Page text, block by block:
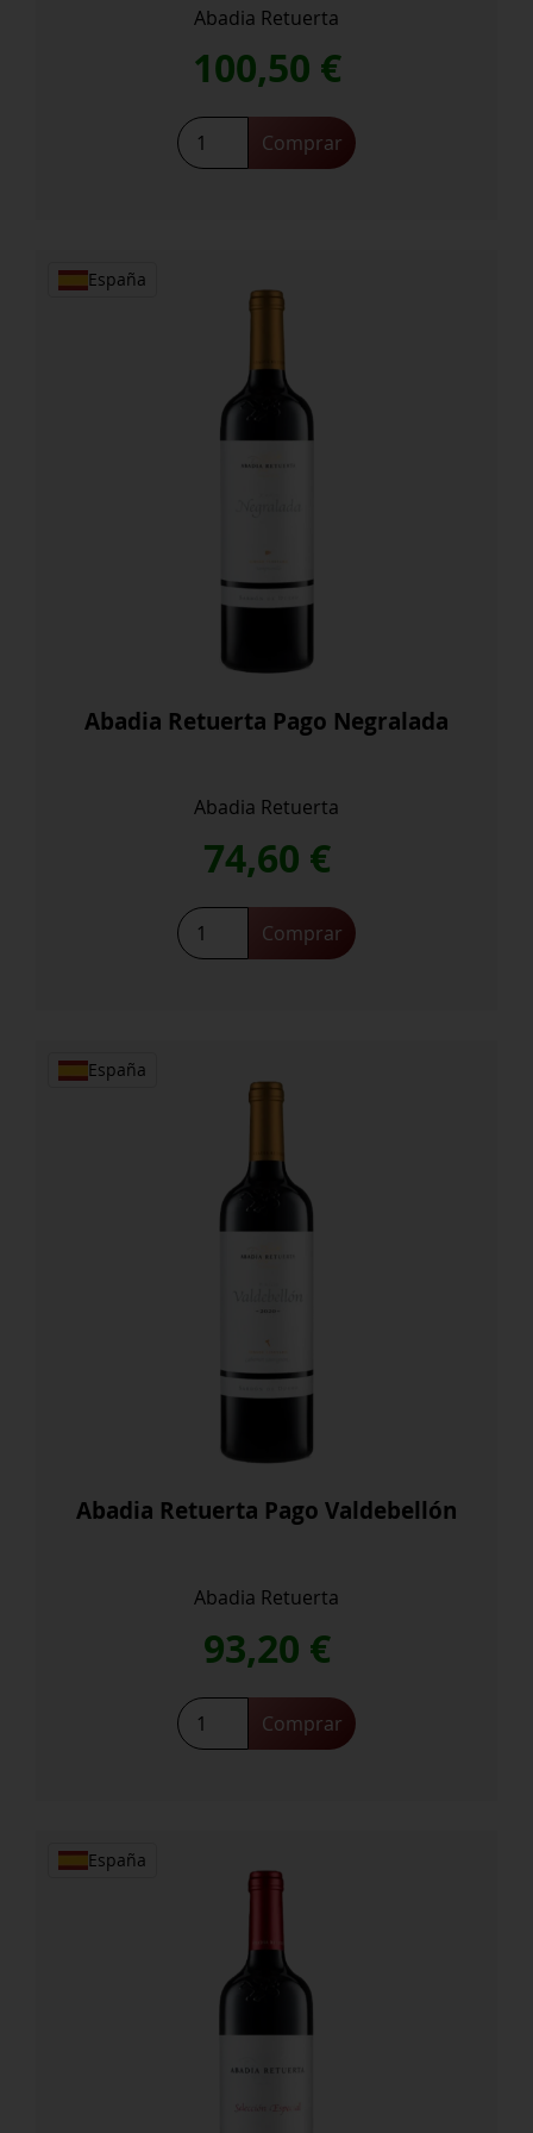
Abadia Retuerta
100,50 €
Abadía
Retuerta
Comprar
España
Abadia Retuerta Pago Negralada
Abadia Retuerta
74,60 €
Abadia
Retuerta
Comprar
España
Abadia Retuerta Pago Valdebellón
Abadia Retuerta
93,20 €
Abadia
Retuerta
Comprar
España